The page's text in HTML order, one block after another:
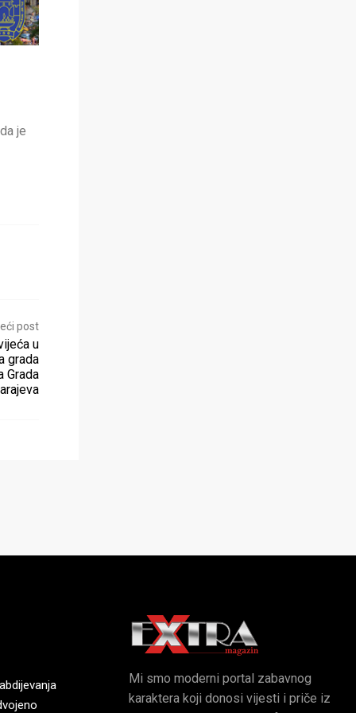
je
post
u
grada
Grada
Mi smo moderni portal zabavnog
karaktera koji donosi vijesti i priče iz